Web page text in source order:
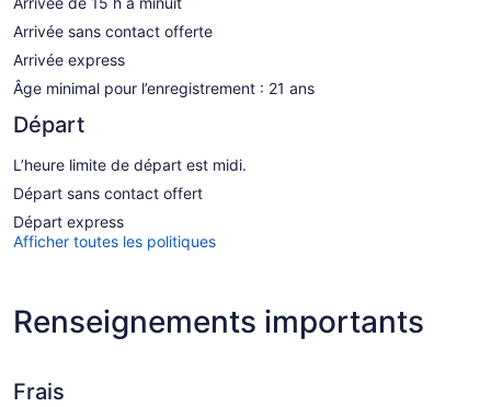
Arrivée sans contact offerte
Arrivée express
Âge minimal pour l’enregistrement : 21 ans
Départ
L’heure limite de départ est midi.
Départ sans contact offert
Départ express
Afficher toutes les politiques
Renseignements importants
Frais